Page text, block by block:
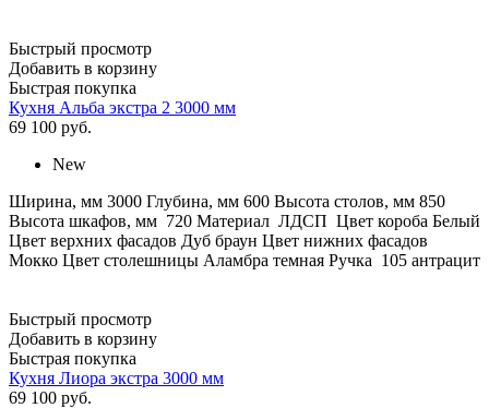
Быстрый просмотр
Добавить в корзину
Быстрая покупка
Кухня Альба экстра 2 3000 мм
69 100 руб.
New
Ширина, мм 3000 Глубина, мм 600 Высота столов, мм 850
Высота шкафов, мм 720 Материал ЛДСП Цвет короба Белый
Цвет верхних фасадов Дуб браун Цвет нижних фасадов
Мокко Цвет столешницы Аламбра темная Ручка 105 антрацит
Быстрый просмотр
Добавить в корзину
Быстрая покупка
Кухня Лиора экстра 3000 мм
69 100 руб.